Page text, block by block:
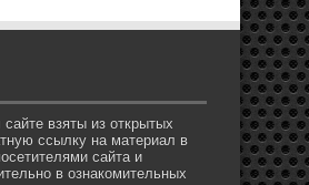
взяты из открытых
ссылку на материал в
сайта и
в ознакомительных